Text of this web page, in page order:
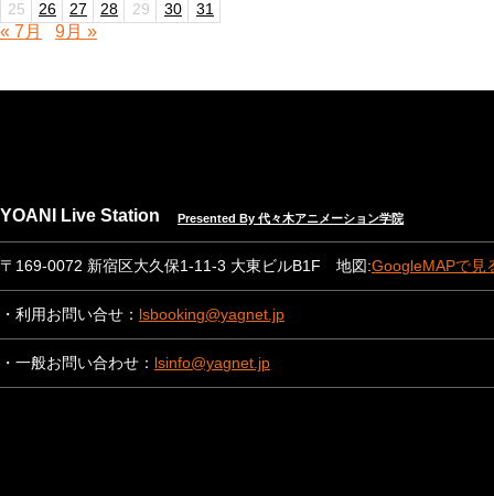
25
26 27 28 29 30 31
« 7月 9月 »
YOANI Live Station Presented By 代々木アニメーション学院
〒169-0072 新宿区大久保1-11-3 大東ビルB1F 地図:GoogleMAPで見
・利用お問い合せ： lsbooking@yagnet.jp
・一般お問い合わせ： lsinfo@yagnet.jp